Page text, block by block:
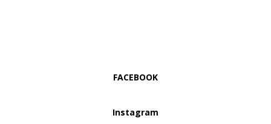
FACEBOOK
Instagram